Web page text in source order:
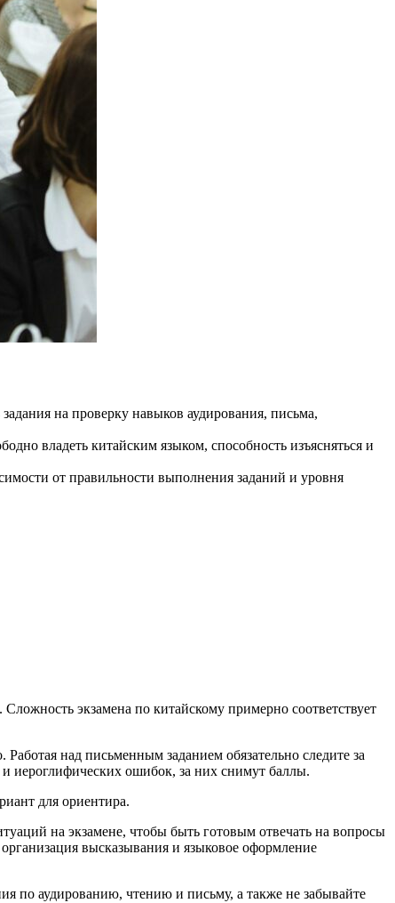
на проверку навыков аудирования, письма,
владеть китайским языком, способность изъясняться и
от правильности выполнения заданий и уровня
экзамена по китайскому примерно соответствует
над письменным заданием обязательно следите за
и иероглифических ошибок, за них снимут баллы.
для ориентира.
на экзамене, чтобы быть готовым отвечать на вопросы
высказывания и языковое оформление
по аудированию, чтению и письму, а также не забывайте